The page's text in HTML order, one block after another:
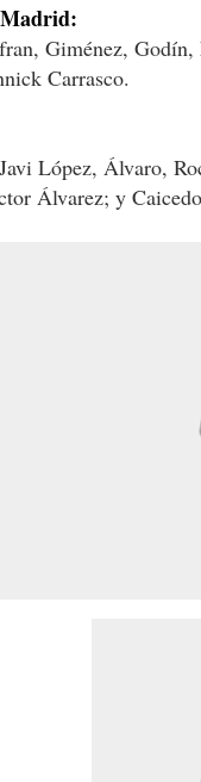
Giménez,
Carrasco.
López, Álvaro,
Álvarez; y